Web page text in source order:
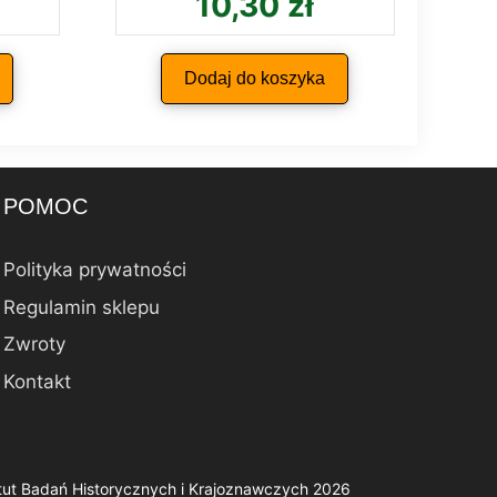
Dodaj do koszyka
POMOC
Polityka prywatności
Regulamin sklepu
Zwroty
Kontakt
Badań Historycznych i Krajoznawczych 2026